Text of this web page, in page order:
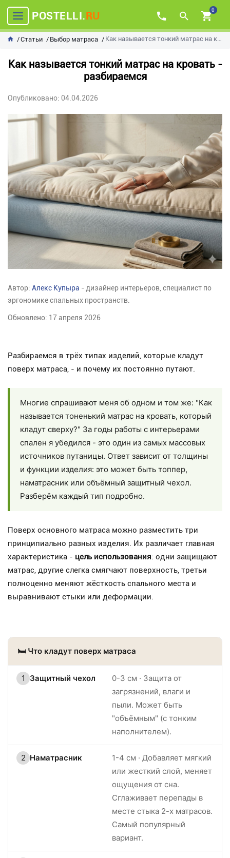
POSTELLI.RU 0
Статьи Выбор матраса Как называется тонкий матрас на кровать - разбираемся
Как называется тонкий матрас на кровать -
разбираемся
Опубликовано: 04.04.2026
Автор: Алекс Купыра - дизайнер интерьеров, специалист по
эргономике спальных пространств.
Обновлено: 17 апреля 2026
Разбираемся в трёх типах изделий, которые кладут
поверх матраса, - и почему их постоянно путают.
Многие спрашивают меня об одном и том же: "Как
называется тоненький матрас на кровать, который
кладут сверху?" За годы работы с интерьерами
спален я убедился - это один из самых массовых
источников путаницы. Ответ зависит от толщины
и функции изделия: это может быть топпер,
наматрасник или объёмный защитный чехол.
Разберём каждый тип подробно.
Поверх основного матраса можно разместить три
принципиально разных изделия. Их различает главная
характеристика - цель использования: одни защищают
матрас, другие слегка смягчают поверхность, третьи
полноценно меняют жёсткость спального места и
выравнивают стыки или деформации.
🛏️ Что кладут поверх матраса
1 Защитный чехол
0-3 см · Защита от
загрязнений, влаги и
пыли. Может быть
"объёмным" (с тонким
наполнителем).
2 Наматрасник
1-4 см · Добавляет мягкий
или жесткий слой, меняет
ощущения от сна.
Сглаживает перепады в
месте стыка 2-х матрасов.
Самый популярный
вариант.